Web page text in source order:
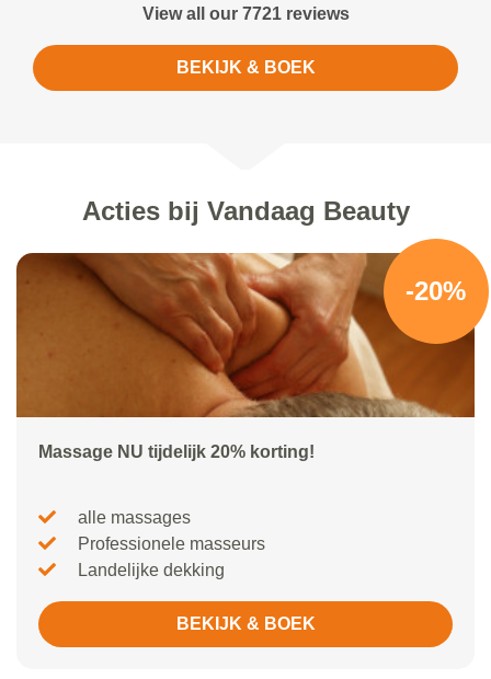
View all our 7721 reviews
BEKIJK & BOEK
Acties bij Vandaag Beauty
-20%
Massage NU tijdelijk 20% korting!
alle massages
Professionele masseurs
Landelijke dekking
BEKIJK & BOEK